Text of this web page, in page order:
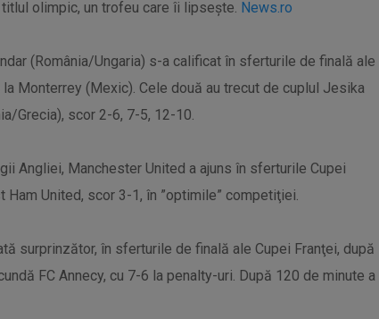
olimpic, un trofeu care îi lipsește. News.ro
(România/Ungaria) s-a calificat în sferturile de finală ale
Monterrey (Mexic). Cele două au trecut de cuplul Jesika
Grecia), scor 2-6, 7-5, 12-10.
Angliei, Manchester United a ajuns în sferturile Cupei
United, scor 3-1, în ”optimile” competiţiei.
surprinzător, în sferturile de finală ale Cupei Franţei, după
FC Annecy, cu 7-6 la penalty-uri. După 120 de minute a